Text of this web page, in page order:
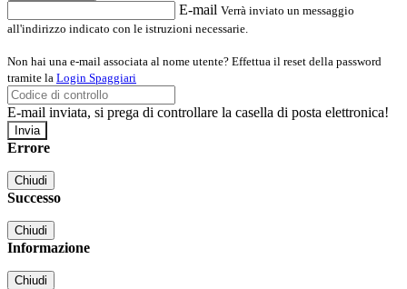
E-mail Verrà inviato un messaggio
all'indirizzo indicato con le istruzioni necessarie.
Non hai una e-mail associata al nome utente? Effettua il reset della password
tramite la Login Spaggiari
E-mail inviata, si prega di controllare la casella di posta elettronica!
Errore
Chiudi
Successo
Chiudi
Informazione
Chiudi